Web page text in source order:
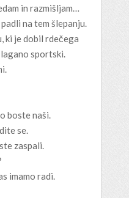
in razmišljam…
na tem šlepanju.
ki je dobil rdečega
sportski.
boste naši.
se.
zaspali.
imamo radi.